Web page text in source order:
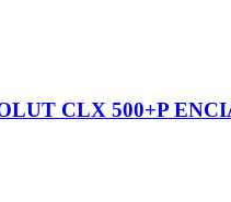
CLX 500+P